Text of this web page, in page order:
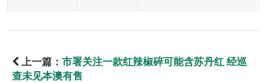
上一篇： 市署关注一款红辣椒碎可能含苏丹红 经巡
查未见本澳有售